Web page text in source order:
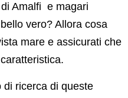
Amalfi e magari
vero? Allora cosa
mare e assicurati che
di ricerca di queste